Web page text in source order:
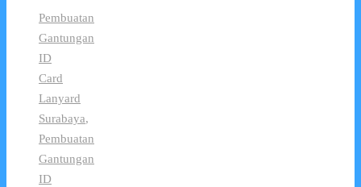
Pembuatan
Gantungan
ID
Card
Lanyard
Surabaya,
Pembuatan
Gantungan
ID